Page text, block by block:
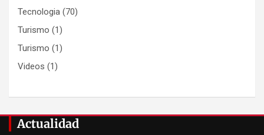
Tecnologia (70)
Turismo (1)
Turismo (1)
Videos (1)
Actualidad